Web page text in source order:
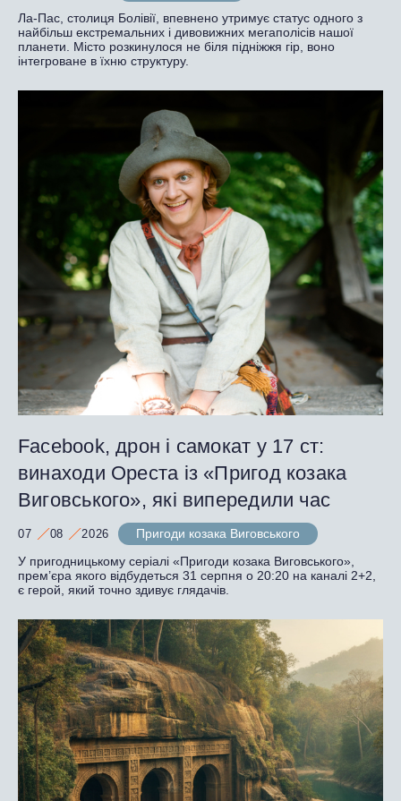
Ла-Пас, столиця Болівії, впевнено утримує статус одного з
найбільш екстремальних і дивовижних мегаполісів нашої
планети. Місто розкинулося не біля підніжжя гір, воно
інтегроване в їхню структуру.
Facebook, дрон і самокат у 17 ст:
винаходи Ореста із «Пригод козака
Виговського», які випередили час
07 08 2026
Пригоди козака Виговського
У пригодницькому серіалі «Пригоди козака Виговського»,
прем’єра якого відбудеться 31 серпня о 20:20 на каналі 2+2,
є герой, який точно здивує глядачів.